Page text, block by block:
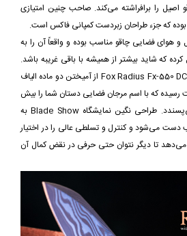
را برافراشته می‌کند. صاحب چنین امتیازی
و هوای فضایی چاقو مناسب بوده و واقعاً آن را به
که شاید بیشتر از همیشه با باقی غریبه باشد.
دسته Fox Radius Fx-550 DCFR (Limited Edition) از آمیختن دو ماده الیاف
که با اسم مرجان فضایی دستان شما را بیش
از هرچیز دیگری برای خود می‌پسندد. طراحی نگین نمایشگاه Blade Show به
دست می‌شود و کنترل و تسلطی عالی را در اختیار
تا دیگر نتوان حتی حرفی در نقض کمال آن